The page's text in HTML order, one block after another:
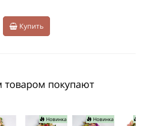
Купить
товаром покупают
Новинка Новинка